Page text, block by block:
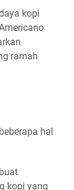
kopi
ramah
hal
kopi yang